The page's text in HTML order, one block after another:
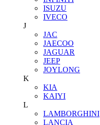
ISUZU
IVECO
J
JAC
JAECOO
JAGUAR
JEEP
JOYLONG
K
KIA
KAIYI
L
LAMBORGHINI
LANCIA